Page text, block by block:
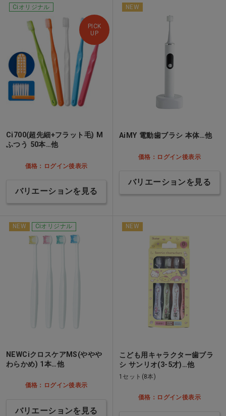
PICK
UP
Ciオリジナル
Ci700(超先細+フラット毛) M
ふつう 50本…他
価格：ログイン後表示
バリエーションを見る
NEW
AiMY 電動歯ブラシ 本体…他
価格：ログイン後表示
バリエーションを見る
NEW Ciオリジナル
NEWCiクロスケアMS(ややや
わらかめ) 1本…他
価格：ログイン後表示
バリエーションを見る
NEW
こども用キャラクター歯ブラ
シ サンリオ(3-5才)…他
1セット(8本)
価格：ログイン後表示